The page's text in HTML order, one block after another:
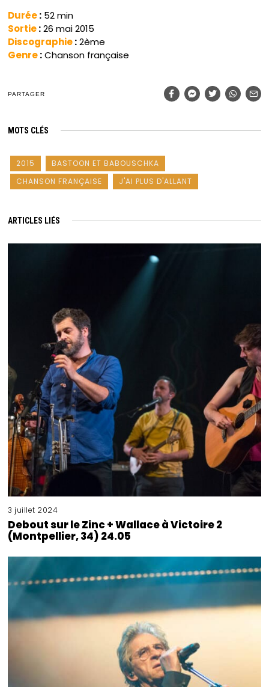
Durée: 52 min
Sortie:26 mai 2015
Discographie:2ème
Genre:Chanson française
PARTAGER
MOTS CLÉS
2015
BASTOON ET BABOUSCHKA
CHANSON FRANÇAISE
J'AI PLUS D'ALLANT
ARTICLES LIÉS
3 juillet 2024
Debout sur le Zinc + Wallace à Victoire 2
(Montpellier, 34) 24.05